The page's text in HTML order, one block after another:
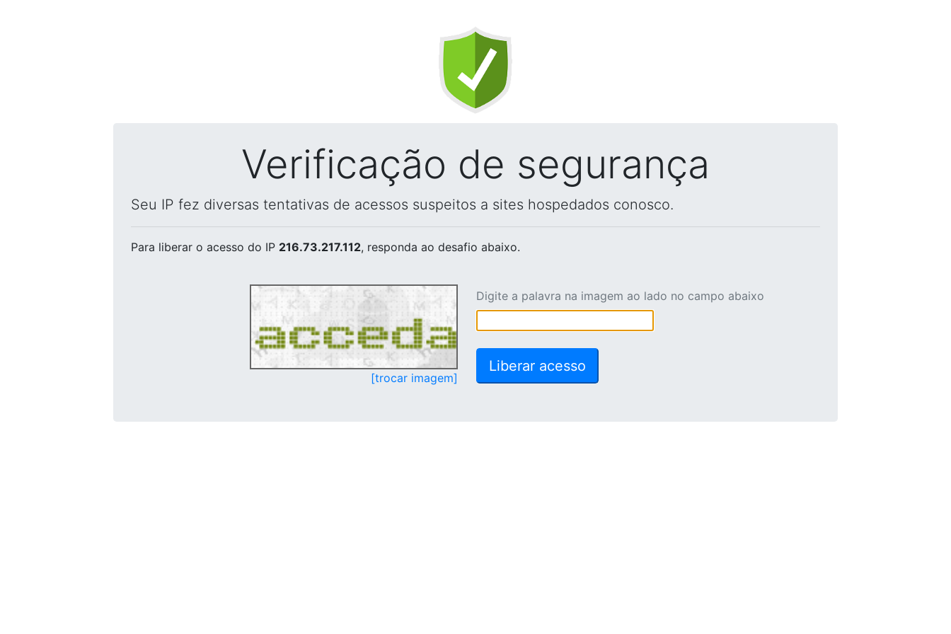
Verificação de segurança
Seu IP fez diversas tentativas de acessos suspeitos a sites hospedados conosco.
Para liberar o acesso do IP 216.73.217.112, responda ao desafio abaixo.
[trocar imagem]
Digite a palavra na imagem ao lado no campo abaixo